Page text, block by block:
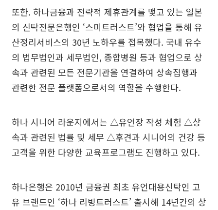
또한. 하나금융과 전략적 제휴관계를 맺고 있는 일본
의 신탁전문은행인 ‘스미트러스트’와 협업을 통해 유
산정리서비스의 30년 노하우를 접목했다. 국내 유수
의 법무법인과 세무법인, 종합병원 등과 협업으로 상
속과 관련된 모든 전문기관을 연결하여 상속집행과
관련한 전문 플랫폼으로서의 역할을 수행한다.
하나 시니어 라운지에서는 △유언장 작성 체험 △상
속과 관련된 법률 및 세무 △후견과 시니어의 건강 등
고객을 위한 다양한 교육프로그램도 진행하고 있다.
하나은행은 2010년 금융권 최초 유언대용신탁인 고
유 브랜드인 ‘하나 리빙트러스트’ 출시해 14년간의 상